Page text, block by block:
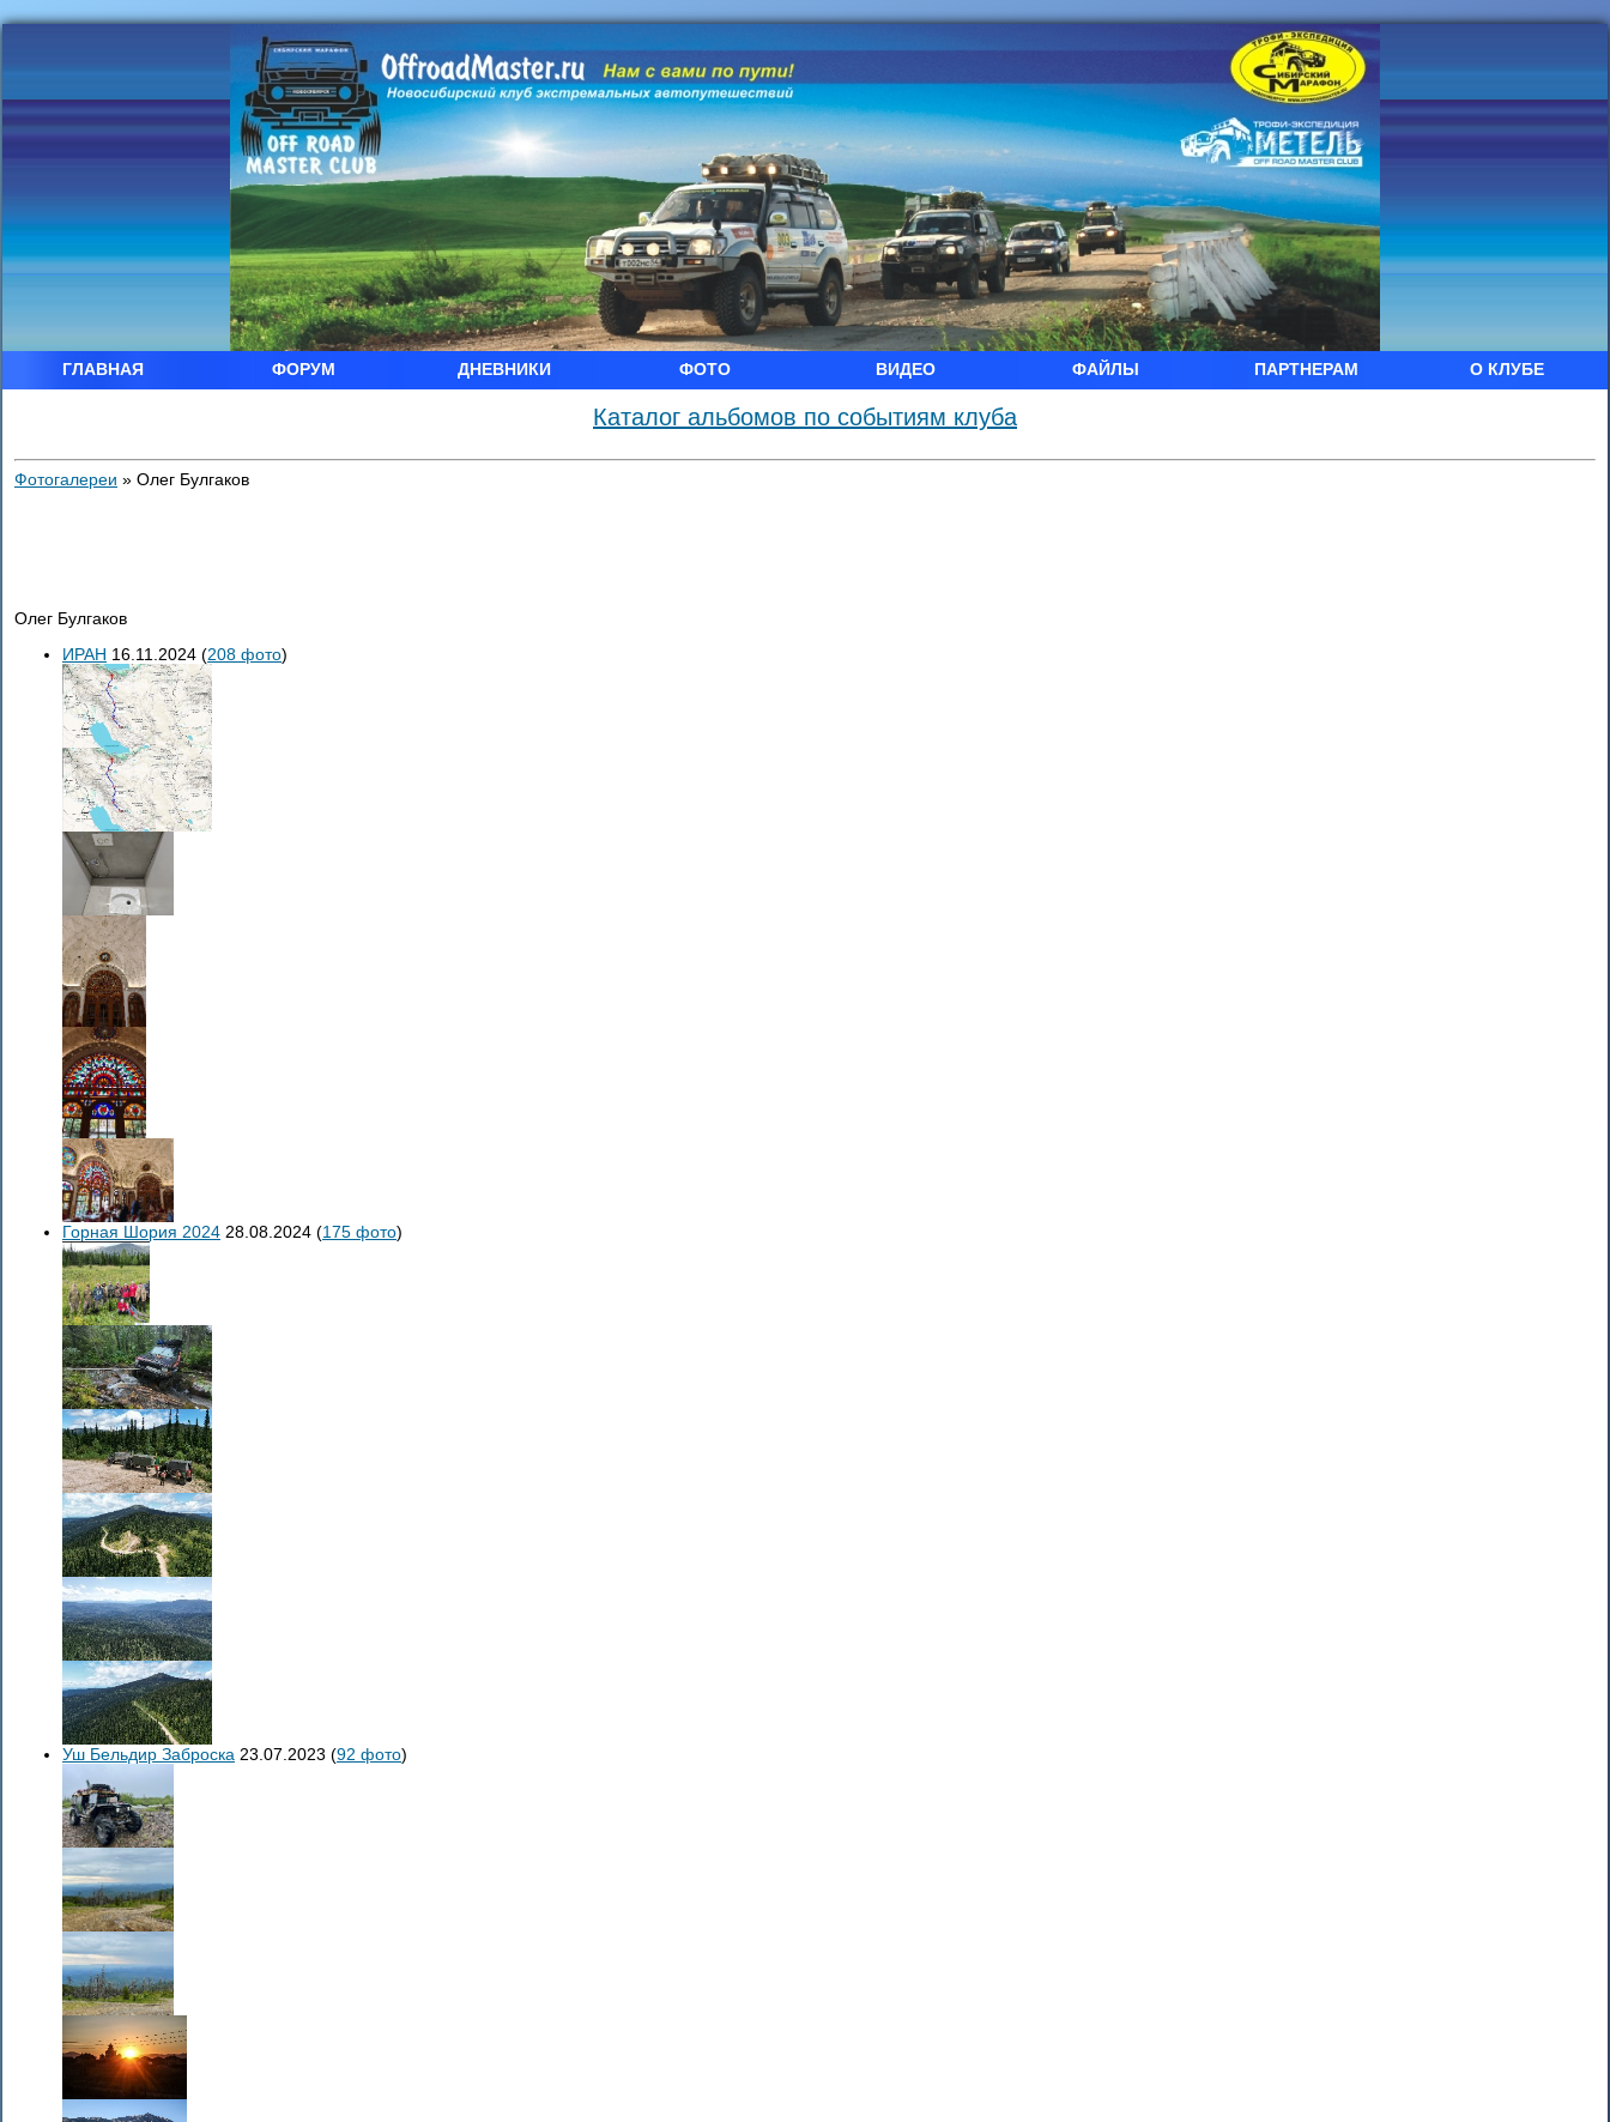
ГЛАВНАЯ ФОРУМ ДНЕВНИКИ ФОТО ВИДЕО ФАЙЛЫ ПАРТНЕРАМ О КЛУБЕ
Каталог альбомов по событиям клуба
Фотогалереи » Олег Булгаков
Олег Булгаков
ИРАН 16.11.2024 (208 фото)
Горная Шория 2024 28.08.2024 (175 фото)
Уш Бельдир Заброска 23.07.2023 (92 фото)